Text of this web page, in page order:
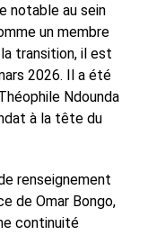
notable au sein
un membre
transition, il est
2026. Il a été
Ndounda
à la tête du
renseignement
de Omar Bongo,
continuité